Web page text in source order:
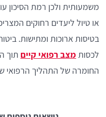
משמעותית ולכן רמת הסיכון
או טיול ליעדים רחוקים
בטיסות ארוכות ומתישות.
לכסות מצב רפואי קיים תוך
החומרה של התהליך הרפואי